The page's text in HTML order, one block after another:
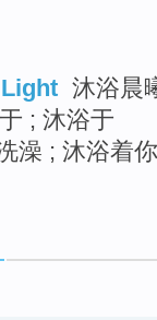
沐浴晨
; 沐浴于
澡 ; 沐浴着你